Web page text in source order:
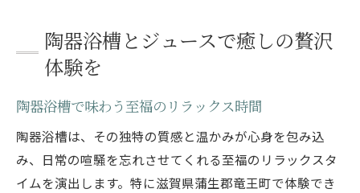
竜王町の伝統を陶器浴槽から感じる
陶器浴槽を通じて知る竜王町の伝統工芸
陶器浴槽に息づく職人技と地域の歴史
陶器浴槽が紡ぐ竜王町ならではの癒し体験
陶器浴槽から広がる竜王観光の楽しみ方
陶器浴槽とジュースで癒しの贅沢
体験を
陶器浴槽で味わう至福のリラックス時間
陶器浴槽は、その独特の質感と温かみが心身を包み込
み、日常の喧騒を忘れさせてくれる至福のリラックスタ
イムを演出します。特に滋賀県蒲生郡竜王町で体験でき